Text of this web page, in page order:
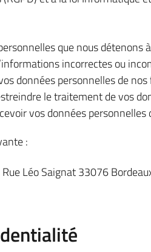
que nous détenons
incorrectes ou
données personnelles de
le traitement de vos
vos données
:
Léo Saignat 33076